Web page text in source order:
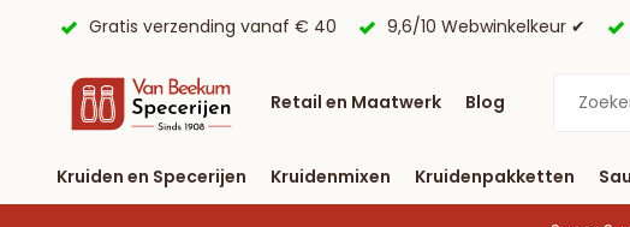
Gratis verzending vanaf € 40 9,6/10 Webwinkelkeur ✔
Retail en Maatwerk Blog
Kruiden en Specerijen Kruidenmixen Kruidenpakketten